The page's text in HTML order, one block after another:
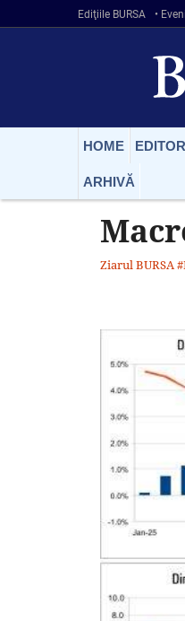
Ediţiile BURSA •
HOME
ARHIVĂ
Ziarul BURSA